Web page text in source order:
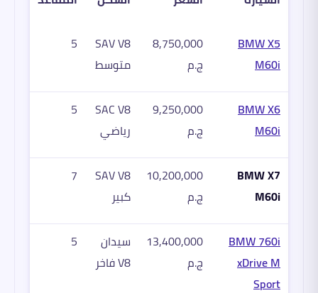
BMW X5
M60i
8,750,000
ج.م
SAV V8
متوسط
5
BMW X6
M60i
9,250,000
ج.م
SAC V8
رياضي
5
BMW X7
M60i
10,200,000
ج.م
SAV V8
كبير
7
BMW 760i
xDrive M
Sport
13,400,000
ج.م
سيدان
V8 فاخر
5